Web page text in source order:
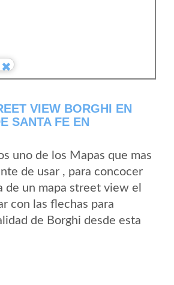
VIEW BORGHI EN
SANTA FE EN
uno de los Mapas que mas
de usar , para concocer
de un mapa street view el
con las flechas para
de Borghi desde esta